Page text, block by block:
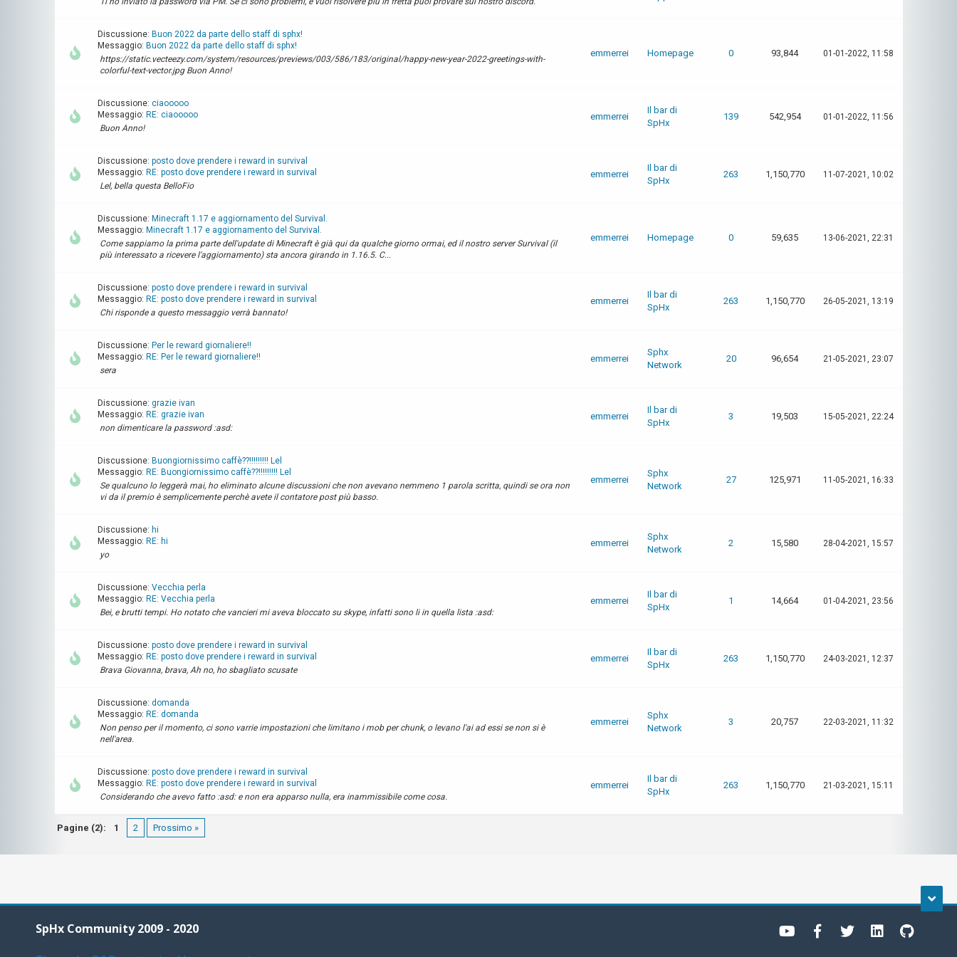
Discussione: Buon 2022 da parte dello staff di sphx!
Messaggio: Buon 2022 da parte dello staff di sphx!
https://static.vecteezy.com/system/resources/previews/003/586/183/original/happy-new-year-2022-greetings-with-
colorful-text-vector.jpg Buon Anno!
emmerrei Homepage 0 93,844 01-01-2022, 11:58
Discussione: ciaooooo
Messaggio: RE: ciaooooo
Buon Anno!
emmerrei
Il bar di
SpHx
139 542,954 01-01-2022, 11:56
Discussione: posto dove prendere i reward in survival
Messaggio: RE: posto dove prendere i reward in survival
Lel, bella questa BelloFio
emmerrei
Il bar di
SpHx
263 1,150,770 11-07-2021, 10:02
Discussione: Minecraft 1.17 e aggiornamento del Survival.
Messaggio: Minecraft 1.17 e aggiornamento del Survival.
Come sappiamo la prima parte dell'update di Minecraft è già qui da qualche giorno ormai, ed il nostro server Survival (il
più interessato a ricevere l'aggiornamento) sta ancora girando in 1.16.5. C...
emmerrei Homepage 0 59,635 13-06-2021, 22:31
Discussione: posto dove prendere i reward in survival
Messaggio: RE: posto dove prendere i reward in survival
Chi risponde a questo messaggio verrà bannato!
emmerrei
Il bar di
SpHx
263 1,150,770 26-05-2021, 13:19
Discussione: Per le reward giornaliere!!
Messaggio: RE: Per le reward giornaliere!!
sera
emmerrei
Sphx
Network
20 96,654 21-05-2021, 23:07
Discussione: grazie ivan
Messaggio: RE: grazie ivan
non dimenticare la password :asd:
emmerrei
Il bar di
SpHx
3 19,503 15-05-2021, 22:24
Discussione: Buongiornissimo caffè??!!!!!!!!! Lel
Messaggio: RE: Buongiornissimo caffè??!!!!!!!!! Lel
Se qualcuno lo leggerà mai, ho eliminato alcune discussioni che non avevano nemmeno 1 parola scritta, quindi se ora non
vi da il premio è semplicemente perchè avete il contatore post più basso.
emmerrei
Sphx
Network
27 125,971 11-05-2021, 16:33
Discussione: hi
Messaggio: RE: hi
yo
emmerrei
Sphx
Network
2 15,580 28-04-2021, 15:57
Discussione: Vecchia perla
Messaggio: RE: Vecchia perla
Bei, e brutti tempi. Ho notato che vancieri mi aveva bloccato su skype, infatti sono li in quella lista :asd:
emmerrei
Il bar di
SpHx
1 14,664 01-04-2021, 23:56
Discussione: posto dove prendere i reward in survival
Messaggio: RE: posto dove prendere i reward in survival
Brava Giovanna, brava, Ah no, ho sbagliato scusate
emmerrei
Il bar di
SpHx
263 1,150,770 24-03-2021, 12:37
Discussione: domanda
Messaggio: RE: domanda
Non penso per il momento, ci sono varrie impostazioni che limitano i mob per chunk, o levano l'ai ad essi se non si è
nell'area.
emmerrei
Sphx
Network
3 20,757 22-03-2021, 11:32
Discussione: posto dove prendere i reward in survival
Messaggio: RE: posto dove prendere i reward in survival
Considerando che avevo fatto :asd: e non era apparso nulla, era inammissibile come cosa.
emmerrei
Il bar di
SpHx
263 1,150,770 21-03-2021, 15:11
Pagine (2): 1 2 Prossimo »
SpHx Community 2009 - 2020